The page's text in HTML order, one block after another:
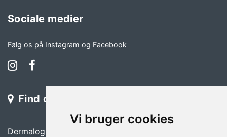
Vi bruger cookies
Sociale medier
Følg os på Instagram og Facebook
Find os
Dermalogicas kursuscenter i Aarhus